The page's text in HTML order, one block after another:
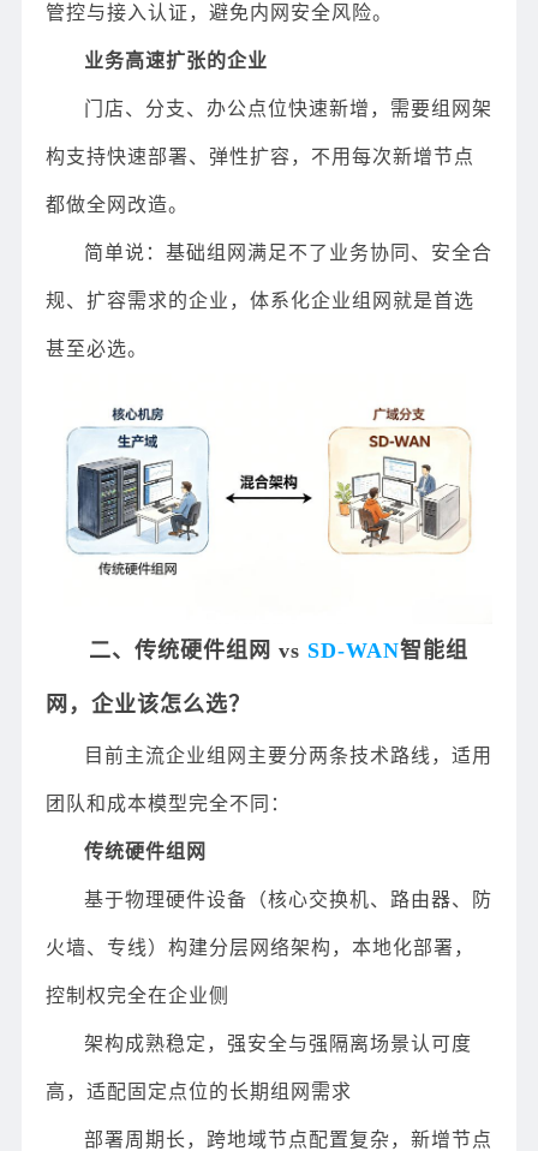
管控与接入认证，避免内网安全风险。
业务高速扩张的企业
门店、分支、办公点位快速新增，需要组网架
构支持快速部署、弹性扩容，不用每次新增节点
都做全网改造。
简单说：基础组网满足不了业务协同、安全合
规、扩容需求的企业，体系化企业组网就是首选
甚至必选。
二、传统硬件组网 vs SD-WAN智能组
网，企业该怎么选？
目前主流企业组网主要分两条技术路线，适用
团队和成本模型完全不同：
传统硬件组网
基于物理硬件设备（核心交换机、路由器、防
火墙、专线）构建分层网络架构，本地化部署，
控制权完全在企业侧
架构成熟稳定，强安全与强隔离场景认可度
高，适配固定点位的长期组网需求
部署周期长，跨地域节点配置复杂，新增节点